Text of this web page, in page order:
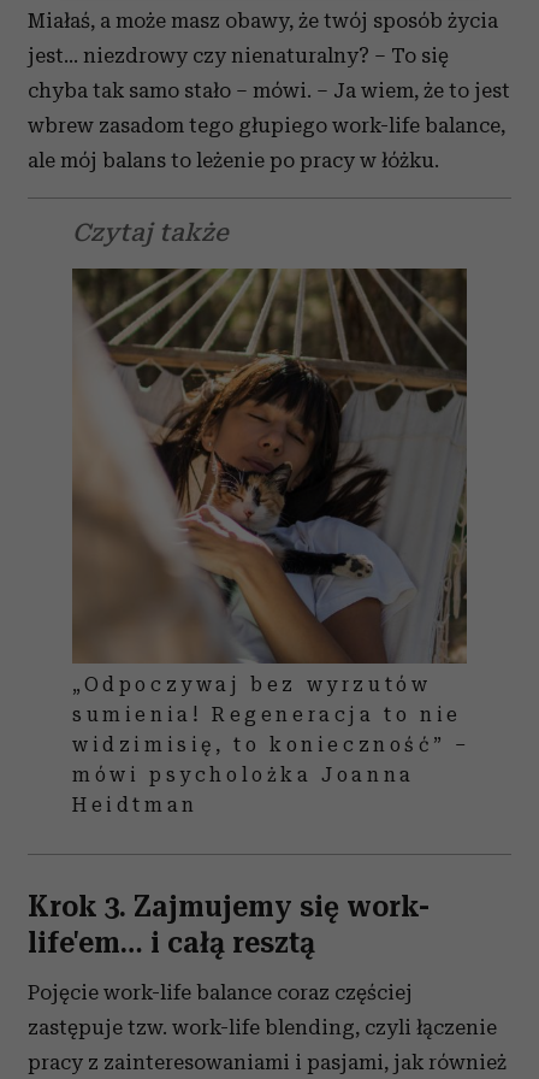
Wykorzystujemy pliki cookie do spersonalizowania treści
analizować ruch w naszej witrynie. Informacje o tym, jak
korzystasz z naszej witryny, udostępniamy partnerom
społecznościowym, reklamowym i analitycznym.
Partnerzy mogą połączyć te informacje z innymi danymi
Miałaś, a może masz obawy, że twój sposób życia
jest… niezdrowy czy nienaturalny? – To się
chyba tak samo stało – mówi. – Ja wiem, że to jest
wbrew zasadom tego głupiego work-life balance,
ale mój balans to leżenie po pracy w łóżku.
Czytaj także
„Odpoczywaj bez wyrzutów
sumienia! Regeneracja to nie
widzimisię, to konieczność” –
mówi psycholożka Joanna
Heidtman
Krok 3. Zajmujemy się work-
life'em… i całą resztą
Pojęcie work-life balance coraz częściej
zastępuje tzw. work-life blending, czyli łączenie
pracy z zainteresowaniami i pasjami, jak również